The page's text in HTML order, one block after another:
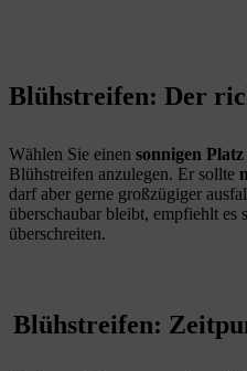
Blühstreifen: Der
Wählen Sie einen sonnigen
Blühstreifen anzulegen. Er sollte
darf aber gerne großzügiger
überschaubar bleibt, empfiehlt
überschreiten.
Blühstreifen: